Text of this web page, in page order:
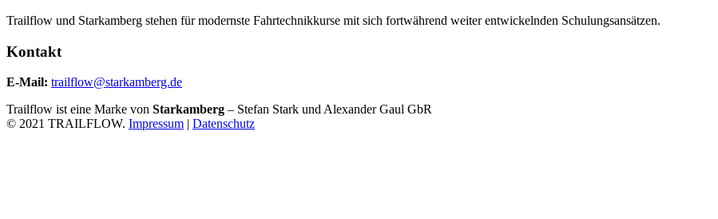
Trailflow und Starkamberg stehen für modernste Fahrtechnikkurse mit sich fortwährend weiter entwickelnden Schulungsansätzen.
Kontakt
E-Mail: trailflow@starkamberg.de
Trailflow ist eine Marke von Starkamberg – Stefan Stark und Alexander Gaul GbR
© 2021 TRAILFLOW. Impressum | Datenschutz